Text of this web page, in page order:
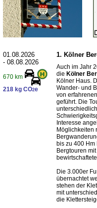
01.08.2026
- 08.08.2026
670 km
218 kg CO2e
1. Kölner
Auch im Jahr
die Kölner
Kölner Haus.
Wander- und
von
geführt. Die
Interesse
Möglichkeiten
bis zu 400
Bergtouren
Die 3.000er
übernachtet
stehen der
mit
die